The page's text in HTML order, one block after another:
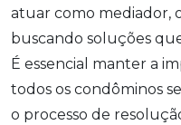
atuar como mediador,
buscando soluções
É essencial manter a
todos os condôminos
o processo de